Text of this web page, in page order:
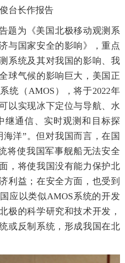
台长作报告
题为《美国北极移动观测系
与国家安全的影响》，重点
系统及其对我国的影响、我
球气候的影响巨大，美国正
统（AMOS），将于2022年
以实现冰下定位与导航、水
继通信、实时观测和目标探
洋”。但对我国而言，在国
将使我国军事舰船无法安全
，将使我国没有能力保护北
利益；在安全方面，也受到
应以类似AMOS系统的开发
极的科学研究和技术开发，
或反制系统，形成我国在北